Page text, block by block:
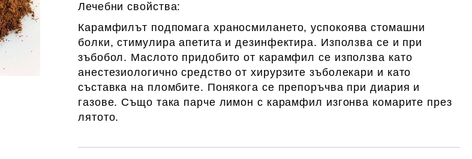
Лечебни свойства:
Карамфилът подпомага храносмилането, успокоява стомашни
болки, стимулира апетита и дезинфектира. Използва се и при
зъбобол. Маслото придобито от карамфил се използва като
анестезиологично средство от хирурзите зъболекари и като
съставка на пломбите. Понякога се препоръчва при диария и
газове. Също така парче лимон с карамфил изгонва комарите през
лятото.